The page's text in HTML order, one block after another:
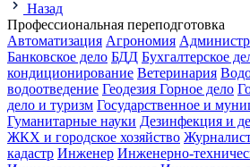
Назад
Профессиональная переподготовка
Автоматизация Агрономия
Банковское дело БДД Бухгалтерское
кондиционирование Ветеринария
водоотведение Геодезия Горное дело
дело и туризм Государственное и
Гуманитарные науки Дезинфекция и
ЖКХ и городское хозяйство
кадастр Инженер Инженерно-